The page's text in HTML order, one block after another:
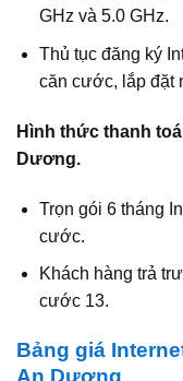
GHz và 5.0 GHz.
Thủ tục đăng ký
căn cước, lắp đặt
Hình thức thanh
Dương.
Trọn gói 6 tháng
cước.
Khách hàng trả
cước 13.
Bảng giá
An Dương